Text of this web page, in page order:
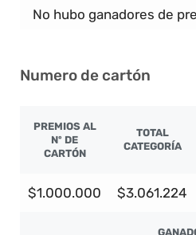
No hubo ganadores de
Numero de cartón
PREMIOS AL
Nº DE
CARTÓN
TOTAL
CATEGORÍA
$1.000.000 $3.061.224